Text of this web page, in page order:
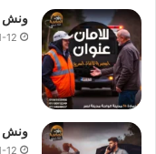
ونش
12
ونش
12